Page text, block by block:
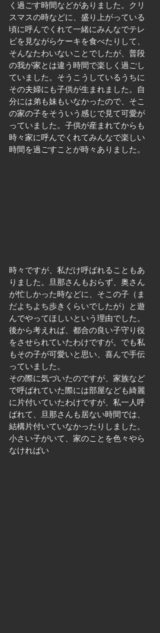
く過ごす時間などがありました。クリ
スマスの時などに、盛り上がっている
頃に呼んでくれて一緒にみんなでテレ
ビを見ながらケーキを食べたりして、
そんなたわいないことでしたが、普段
の我が家とは違う時間で楽しく過ごし
ていました。そうこうしているうちに
その夫婦にも子供が生まれました。自
分には弟も妹もいなかったので、そこ
の家の子をそういう感じで見て可愛が
っていました。子供が産まれてからも
時々家に呼んでくれてみんなで楽しい
時間を過ごすことが時々ありました。
時々ですが、私だけ呼ばれることもあ
りました。旦那さんもおらず、奥さん
が忙しかった時などに、そこの子（ま
だよちよち歩きくらいでしたが）と遊
んでやってほしいという理由でした。
後から考えれば、都合の良い子守り役
をさせられていたわけですが。でも私
もその子が可愛いと思い、喜んで手伝
っていました。
その際に気づいたのですが、家族など
で呼ばれていた際には部屋なども綺麗
に片付いていたわけですが、私一人呼
ばれて、旦那さんも居ない時間では、
結構片付いていなかったりしました。
小さい子がいて、家のことを色々やら
なければい